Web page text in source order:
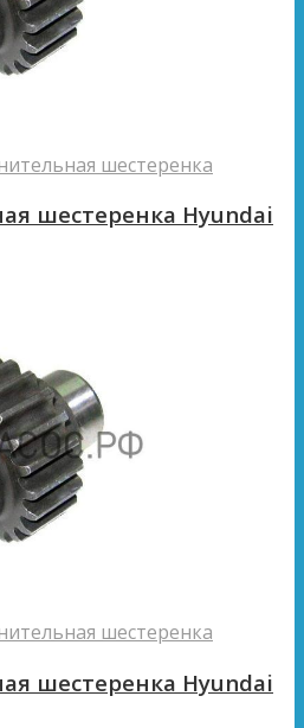
шестеренка
шестеренка Hyundai
шестеренка
шестеренка Hyundai